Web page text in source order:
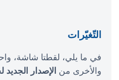
التّغيّرات
في ما يلي، لقطتا شاشة،
والأخرى من الإصدار الجديد